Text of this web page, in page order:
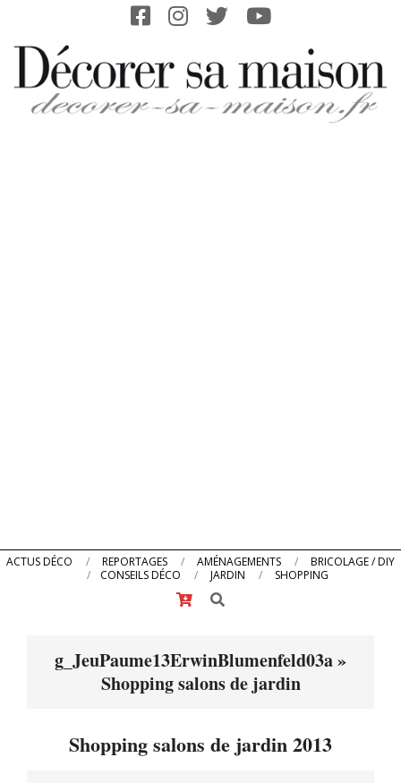
content
Primary
ACTUS DÉCO REPORTAGES AMÉNAGEMENTS
BRICOLAGE / DIY
CONSEILS DÉCO
JARDIN
SHOPPING
Search
g_JeuPaume13ErwinBlumenfeld03a »
Shopping salons de jardin
Shopping salons de jardin 2013